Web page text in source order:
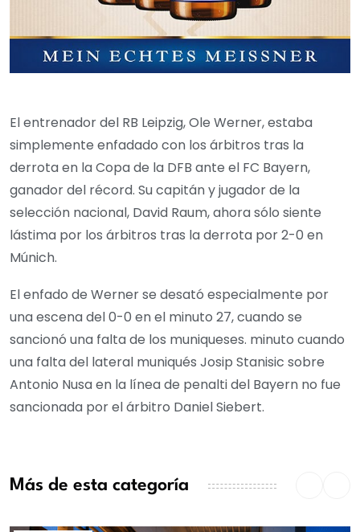
El entrenador del RB Leipzig, Ole Werner, estaba
simplemente enfadado con los árbitros tras la
derrota en la Copa de la DFB ante el FC Bayern,
ganador del récord. Su capitán y jugador de la
selección nacional, David Raum, ahora sólo siente
lástima por los árbitros tras la derrota por 2-0 en
Múnich.
El enfado de Werner se desató especialmente por
una escena del 0-0 en el minuto 27, cuando se
sancionó una falta de los muniqueses. minuto cuando
una falta del lateral muniqués Josip Stanisic sobre
Antonio Nusa en la línea de penalti del Bayern no fue
sancionada por el árbitro Daniel Siebert.
Más de esta categoría